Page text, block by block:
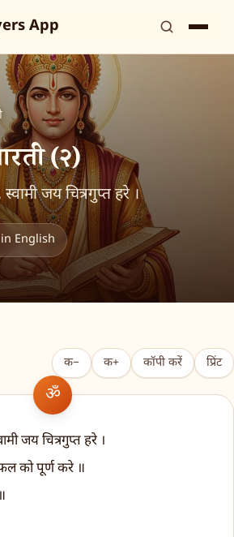
App
आरती (२)
जय चित्रगुप्त हरे ।
English
क− क+ कॉपी करें प्रिंट
जय चित्रगुप्त हरे ।
को पूर्ण करे ॥